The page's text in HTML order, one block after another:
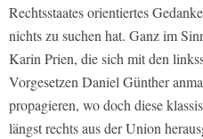
Rechtsstaates orientiertes
nichts zu suchen hat. Ganz im
Karin Prien, die sich mit den
Vorgesetzen Daniel Günther
propagieren, wo doch diese
längst rechts aus der Union